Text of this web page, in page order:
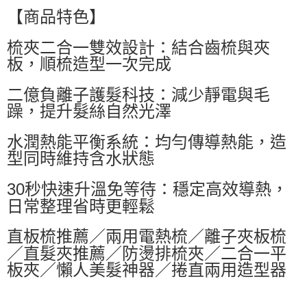
萊爾富取貨付款
付款後萊爾富取貨
每筆NT$60，滿NT$599(含以上)免運費
7-11付款取貨
每筆NT$60，滿NT$599(含以上)免運費
付款後7-11取貨
每筆NT$60，滿NT$599(含以上)免運費
宅配
每筆NT$80，滿NT$799(含以上)免運費
【商品特色】
梳夾二合一雙效設計：結合齒梳與夾
板，順梳造型一次完成
二億負離子護髮科技：減少靜電與毛
躁，提升髮絲自然光澤
水潤熱能平衡系統：均勻傳導熱能，造
型同時維持含水狀態
30秒快速升溫免等待：穩定高效導熱，
日常整理省時更輕鬆
直板梳推薦／兩用電熱梳／離子夾板梳
／直髮夾推薦／防燙排梳夾／二合一平
板夾／懶人美髮神器／捲直兩用造型器